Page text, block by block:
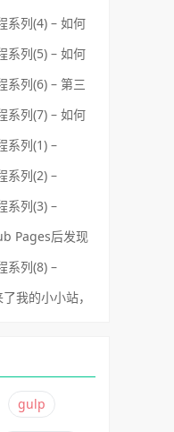
系列(4) – 如何
式修改？
系列(5) – 如何
添加独有的
题变成侧边目
系列(6) – 第三
件库文档
系列(7) – 如何
部署到Github
系列(1) –
系列(2) –
导航和左侧导
系列(3) –
、最后更新
Pages后发现
系列(8) –
部署到Github
我的小小站，
gulp